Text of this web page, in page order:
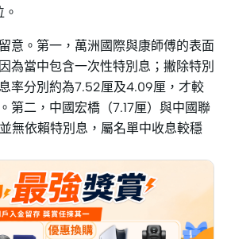
意。第一，萬洲國際與康師傅的表面
為當中包含一次性特別息；撇除特別
率分別約為7.52厘及4.09厘，才較
第二，中國宏橋（7.17厘）與中國聯
無依賴特別息，屬名單中收息較穩